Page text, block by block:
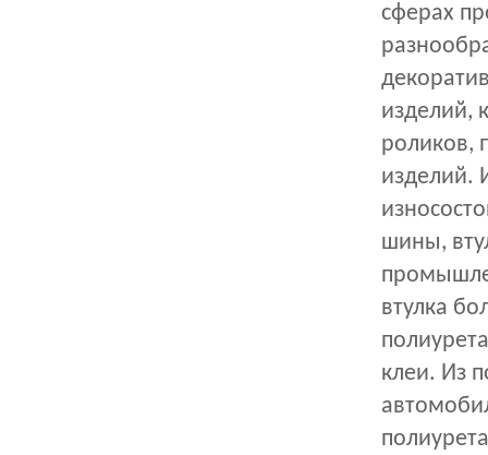
сферах
изделий,
роликов,
изделий.
шины,
втулка
клеи. Из